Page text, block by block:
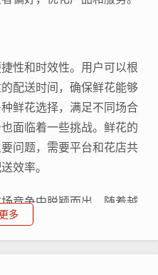
性和时效性。用户可以根
配送时间，确保鲜花能够
鲜花选择，满足不同场合
面临着一些挑战。鲜花的
问题，需要平台和花店共
效率。
竞争中脱颖而出。随着越
异化服务，增加用户粘
题。一些平台通过提供个
多